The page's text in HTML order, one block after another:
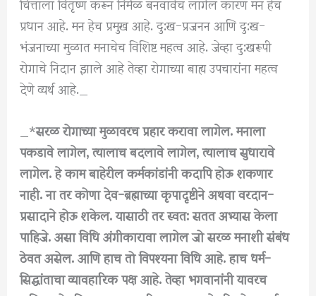
प्रधान आहे. मन हेच प्रमुख आहे. दु:ख-प्रजनन आणि दु:ख-
भंजनाच्या मुळात मनाचेच विशिष्ट महत्व आहे. जेव्हा दु:खरूपी
रोगाचे निदान झाले आहे तेव्हा रोगाच्या बाह्य उपचारांना महत्व
देणे व्यर्थ आहे._
_*सरळ रोगाच्या मुळावरच प्रहार करावा लागेल. मनाला
पकडावे लागेल, त्यालाच बदलावे लागेल, त्यालाच सुधारावे
लागेल. हे काम बाहेरील कर्मकांडांनी कदापि होऊ शकणार
नाही. ना तर कोणा देव-ब्रह्माच्या कृपादृष्टीने अथवा वरदान-
प्रसादाने होऊ शकेल. यासाठी तर स्वत: सतत अभ्यास केला
पाहिजे. असा विधि अंगीकारावा लागेल जो सरळ मनाशी संबंध
ठेवत असेल. आणि हाच तो विपश्यना विधि आहे. हाच धर्म-
सिद्धांताचा व्यावहारिक पक्ष आहे. तेव्हा भगवानांनी यावरच